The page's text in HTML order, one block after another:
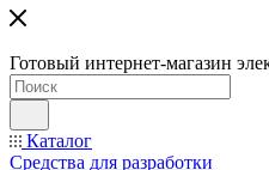
Готовый интернет-магазин
Каталог
Средства для разработки